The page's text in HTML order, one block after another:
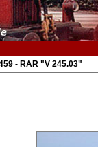
- RAR "V 245.03"